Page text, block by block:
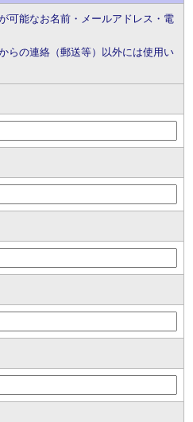
可能なお名前・メールアドレス・電
らの連絡（郵送等）以外には使用い